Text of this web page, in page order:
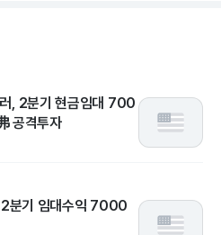
, 2분기 현금임대 700
공격투자
2분기 임대수익 7000